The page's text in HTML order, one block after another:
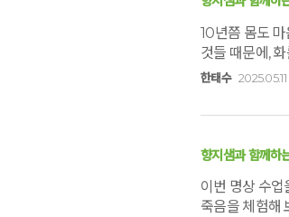
10년쯤 몸도
것들 때문에,
옹달샘을 가자
땀범벅이 되며,
찾아올것 같다
한태수 2025.05.11
향지샘과 함께하
이번 명상 수업
죽음을 체험해